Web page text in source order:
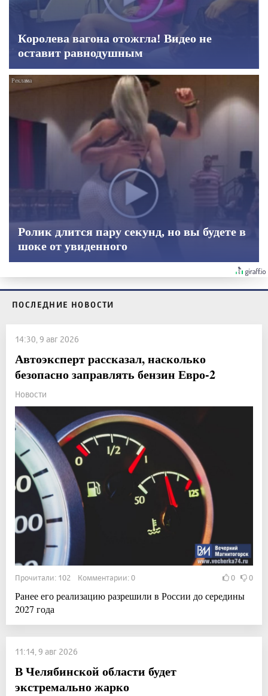
Королева вагона отожгла! Видео не
оставит равнодушным
Ролик длится пару секунд, но вы будете в
шоке от увиденного
ПОСЛЕДНИЕ НОВОСТИ
14:30, 9 авг 2026
Автоэксперт рассказал, насколько
безопасно заправлять бензин Евро-2
Новости
Прочитали: 102 Комментарии: 0 0 0
Ранее его реализацию разрешили в России до середины
2027 года
11:14, 9 авг 2026
В Челябинской области будет
экстремально жарко